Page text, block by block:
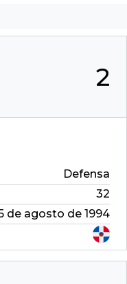
2
Defensa
32
de agosto de 1994